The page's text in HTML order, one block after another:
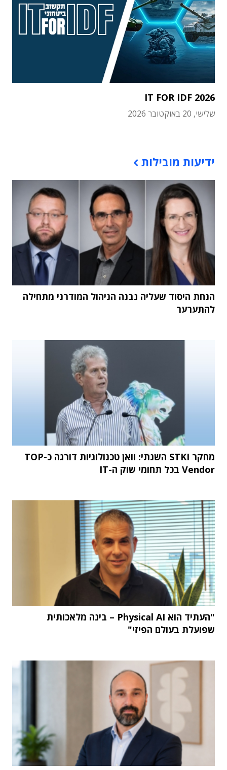
IT FOR IDF 2026
שלישי, 20 באוקטובר 2026
ידיעות מובילות
הנחת היסוד שעליה נבנה הניהול המודרני מתחילה
להתערער
מחקר STKI השנתי: וואן טכנולוגיות דורגה כ-TOP
Vendor בכל תחומי שוק ה-IT
"העתיד הוא Physical AI – בינה מלאכותית
שפועלת בעולם הפיזי"